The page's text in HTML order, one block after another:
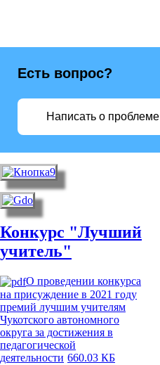
Есть вопрос?
Написать о проблеме
Конкурс "Лучший
учитель"
О проведении конкурса
на присуждение в 2021 году
премий лучшим учителям
Чукотского автономного
округа за достижения в
педагогической
деятельности 660.03 КБ